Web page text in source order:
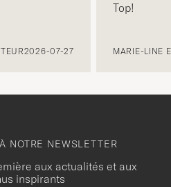
2026-07-27
Top!
MARIE-LINE
NOTRE NEWSLETTER
aux actualités et aux
inspirants